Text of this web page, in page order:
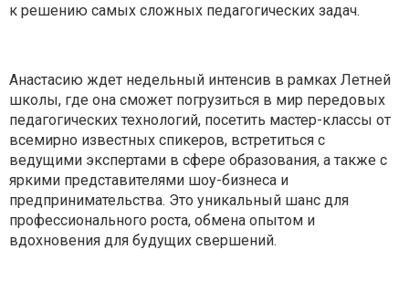
к решению самых сложных педагогических задач.
Анастасию ждет недельный интенсив в рамках Летней
школы, где она сможет погрузиться в мир передовых
педагогических технологий, посетить мастер-классы от
всемирно известных спикеров, встретиться с
ведущими экспертами в сфере образования, а также с
яркими представителями шоу-бизнеса и
предпринимательства. Это уникальный шанс для
профессионального роста, обмена опытом и
вдохновения для будущих свершений.